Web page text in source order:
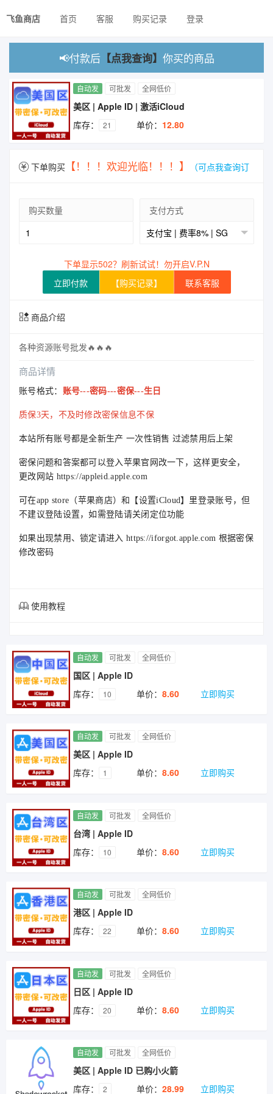
飞鱼商店 首页 客服 购买记录 登录
📢付款后【点我查询】 你买的商品
自动发 可批发 全网低价
美区 | Apple ID | 激活iCloud
库存：
21 单价： 12.80
下单购买 【！！！欢迎光临！！！】 （可点我查询订
购买数量
支付方式
下单显示502？刷新试试！勿开启V.P.N
立即付款
【购买记录】 联系客服
商品介绍
各种资源账号批发🔥 🔥 🔥
商品详情
账号格式： 账号---密码---密保---生日
质保3天，不及时修改密保信息不保
本站所有账号都是全新生产 一次性销售 过滤禁用后上架
密保问题和答案都可以登入苹果官网改一下，这样更安全，
更改网站 https://appleid.apple.com
可在app store（苹果商店）和【设置iCloud】里登录账号，但
不建议登陆设置，如需登陆请关闭定位功能
如果出现禁用、锁定请进入 https://iforgot.apple.com 根据密保
修改密码
使用教程
自动发 可批发 全网低价
国区 | Apple ID
库存：
10 单价： 8.60 立即购买
自动发 可批发 全网低价
美区 | Apple ID
库存：
1 单价： 8.60 立即购买
自动发 可批发 全网低价
台湾 | Apple ID
库存：
10 单价： 8.60 立即购买
自动发 可批发 全网低价
港区 | Apple ID
库存：
22 单价： 8.60 立即购买
自动发 可批发 全网低价
日区 | Apple ID
库存：
20 单价： 8.60 立即购买
自动发 可批发 全网低价
美区 | Apple ID 已购小火箭
库存：
2 单价： 28.99 立即购买